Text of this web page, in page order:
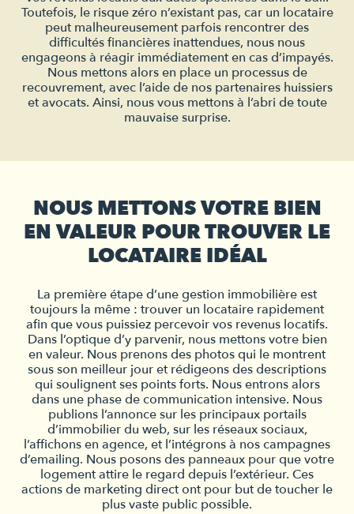
Toutefois, le risque zéro n’existant pas, car un locataire
peut malheureusement parfois rencontrer des
difficultés financières inattendues, nous nous
engageons à réagir immédiatement en cas d’impayés.
Nous mettons alors en place un processus de
recouvrement, avec l’aide de nos partenaires huissiers
et avocats. Ainsi, nous vous mettons à l’abri de toute
mauvaise surprise.
NOUS METTONS VOTRE BIEN
EN VALEUR POUR TROUVER LE
LOCATAIRE IDÉAL
La première étape d’une gestion immobilière est
toujours la même : trouver un locataire rapidement
afin que vous puissiez percevoir vos revenus locatifs.
Dans l’optique d’y parvenir, nous mettons votre bien
en valeur. Nous prenons des photos qui le montrent
sous son meilleur jour et rédigeons des descriptions
qui soulignent ses points forts. Nous entrons alors
dans une phase de communication intensive. Nous
publions l’annonce sur les principaux portails
d’immobilier du web, sur les réseaux sociaux,
l’affichons en agence, et l’intégrons à nos campagnes
d’emailing. Nous posons des panneaux pour que votre
logement attire le regard depuis l’extérieur. Ces
actions de marketing direct ont pour but de toucher le
plus vaste public possible.